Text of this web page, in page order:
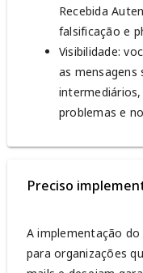
Recebida
falsificação e
Visibilidade:
as mensagens
problemas e
Preciso
A implementação
para organizações